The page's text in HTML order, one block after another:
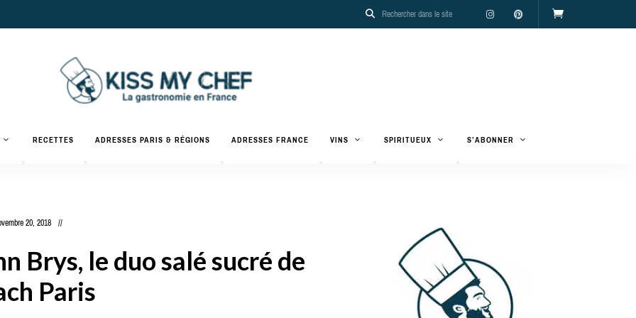
Kiss
Chef
gastronomiques
et
RECETTES ADRESSES PARIS & RÉGIONS ADRESSES FRANCE VINS SPIRITUEUX S’ABONNER
20, 2018
Brys, le duo salé sucré de
Paris